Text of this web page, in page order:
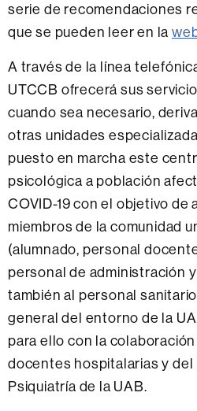
serie de recomendaciones
que se pueden leer en la
A través de la línea
UTCCB ofrecerá sus
cuando sea necesario,
otras unidades
puesto en marcha este
psicológica a población
COVID-19 con el objetivo de
miembros de la comunidad
(alumnado, personal
personal de administración
también al personal
general del entorno de la
para ello con la
docentes hospitalarias y del
Psiquiatría de la UAB.